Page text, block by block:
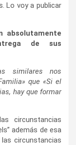
Lo voy a publicar
absolutamente
de sus
similares nos
que «Si el
hay que formar
circunstancias
además de esa
circunstancias